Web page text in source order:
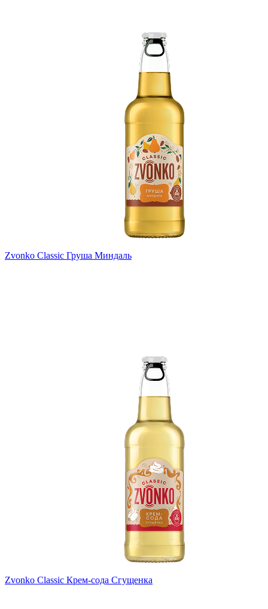
Zvonko Classic Груша Миндаль
Zvonko Classic Крем-сода Сгущенка